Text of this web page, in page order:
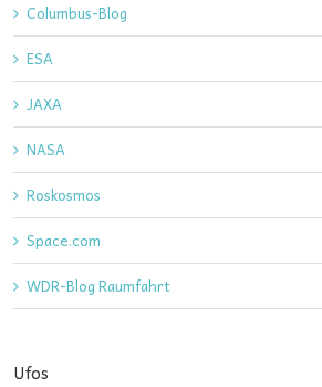
Columbus-Blog
ESA
JAXA
NASA
Roskosmos
Space.com
WDR-Blog Raumfahrt
Ufos